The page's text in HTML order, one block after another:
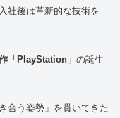
社後は革新的な技術を
「PlayStation」 の誕生
合う姿勢」を貫いてきた